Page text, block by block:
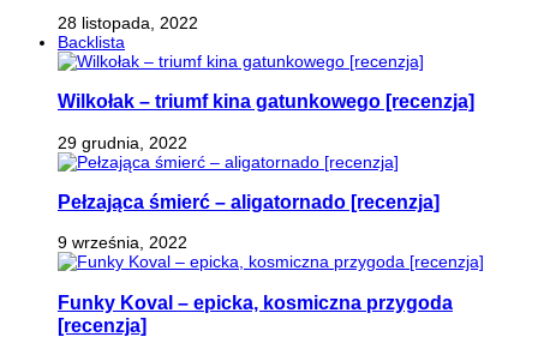
28 listopada, 2022
Backlista
Wilkołak – triumf kina gatunkowego [recenzja]
29 grudnia, 2022
Pełzająca śmierć – aligatornado [recenzja]
9 września, 2022
Funky Koval – epicka, kosmiczna przygoda
[recenzja]